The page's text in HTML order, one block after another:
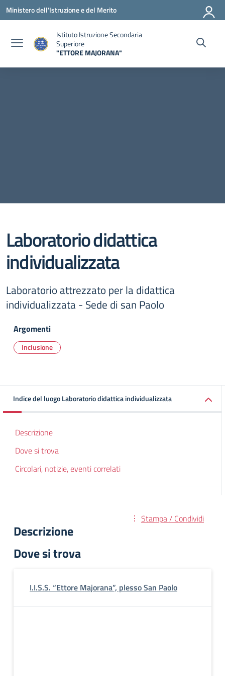
Vai ai contenuti
Vai al menu di navigazione
Vai al footer
Ministero dell'Istruzione e del Merito
Istituto Istruzione Secondaria
Superiore
"ETTORE MAJORANA"
Laboratorio didattica
individualizzata
Laboratorio attrezzato per la didattica
individualizzata - Sede di san Paolo
Argomenti
Inclusione
Indice del luogo Laboratorio didattica individualizzata
Descrizione
Dove si trova
Circolari, notizie, eventi correlati
Stampa / Condividi
Descrizione
Dove si trova
I.I.S.S. “Ettore Majorana”, plesso San Paolo